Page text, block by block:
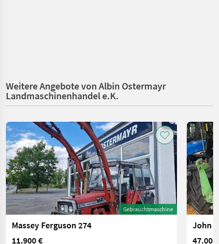
Weitere Angebote von Albin Ostermayr
Landmaschinenhandel e.K.
Gebrauchtmaschine
Massey Ferguson 274
11.900 €
John
47.005